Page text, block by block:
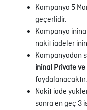
Kampanya 5
geçerlidir.
Kampanya
nakit iadeler
Kampanyadan
ininal Private
faydalanacaktır.
Nakit iade
sonra en geç 3